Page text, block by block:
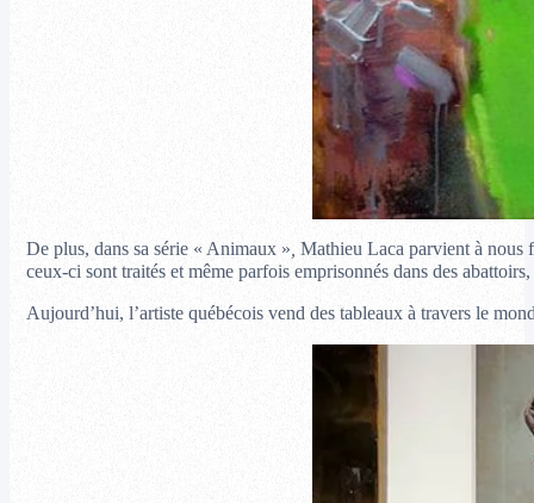
De plus, dans sa série « Animaux », Mathieu Laca parvient à nous
ceux-ci sont traités et même parfois emprisonnés dans des
Aujourd’hui, l’artiste québécois vend des tableaux à travers le